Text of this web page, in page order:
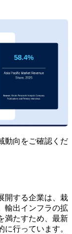
動向をご確認くだ
開する企業は、栽
輸出インフラの拡
満たすため、最新
行っています。